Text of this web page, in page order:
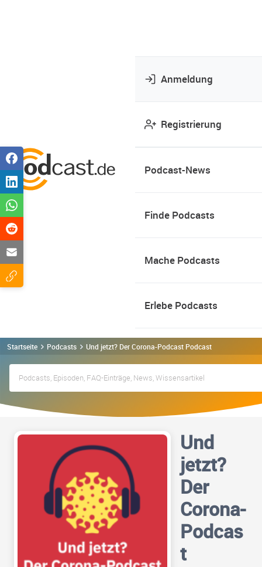
Anmeldung
Registrierung
Podcast-News
Finde Podcasts
Mache Podcasts
Erlebe Podcasts
Startseite Podcasts Und jetzt? Der Corona-Podcast Podcast
Und
jetzt?
Der
Corona-
Podcas
t